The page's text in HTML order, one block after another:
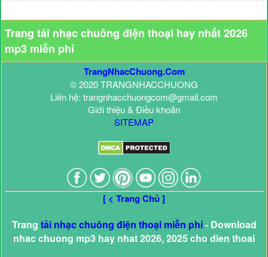
Trang tải nhạc chuông điện thoại hay nhất 2026
mp3 miễn phí
TrangNhacChuong.Com
© 2020 TRANGNHACCHUONG
Liên hệ: trangnhacchuongcom@gmail.com
Giới thiệu & Điều khoản
SITEMAP
[ < Trang Chủ ]
Trang tải nhạc chuông điện thoại miễn phí- Download
nhac chuong mp3 hay nhat 2026, 2025 cho dien thoai